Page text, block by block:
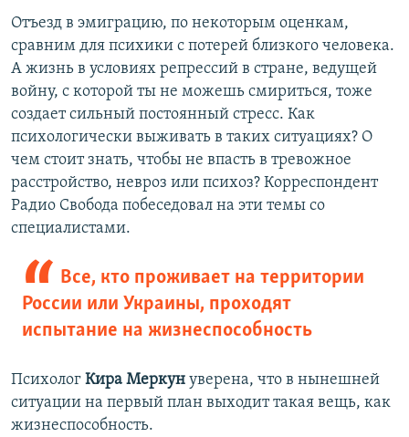
Отъезд в эмиграцию, по некоторым оценкам,
сравним для психики с потерей близкого человека.
А жизнь в условиях репрессий в стране, ведущей
войну, с которой ты не можешь смириться, тоже
создает сильный постоянный стресс. Как
психологически выживать в таких ситуациях? О
чем стоит знать, чтобы не впасть в тревожное
расстройство, невроз или психоз? Корреспондент
Радио Свобода побеседовал на эти темы со
специалистами.
Все, кто проживает на территории
России или Украины, проходят
испытание на жизнеспособность
Психолог Кира Меркун уверена, что в нынешней
ситуации на первый план выходит такая вещь, как
жизнеспособность.